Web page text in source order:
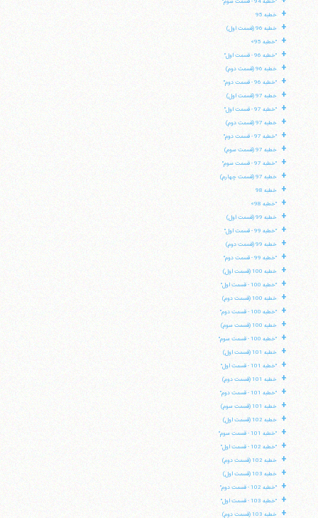
+ خطبه 95
+ خطبه 96 (قسمت اول)
+ "خطبه 95»
+ "خطبه 96 - قسمت اول"
+ خطبه 96 (قسمت دوم)
+ "خطبه 96 - قسمت دوم"
+ خطبه 97 (قسمت اول)
+ "خطبه 97 - قسمت اول"
+ خطبه 97 (قسمت دوم)
+ "خطبه 97 - قسمت دوم"
+ خطبه 97 (قسمت سوم)
+ "خطبه 97 - قسمت سوم"
+ خطبه 97 (قسمت چهارم)
+ خطبه 98
+ "خطبه 98»
+ خطبه 99 (قسمت اول)
+ "خطبه 99 - قسمت اول"
+ خطبه 99 (قسمت دوم)
+ "خطبه 99 - قسمت دوم"
+ خطبه 100 (قسمت اول)
+ "خطبه 100 - قسمت اول"
+ خطبه 100 (قسمت دوم)
+ "خطبه 100 - قسمت دوم"
+ خطبه 100 (قسمت سوم)
+ "خطبه 100 - قسمت سوم"
+ خطبه 101 (قسمت اول)
+ "خطبه 101 - قسمت اول"
+ خطبه 101 (قسمت دوم)
+ "خطبه 101 - قسمت دوم"
+ خطبه 101 (قسمت سوم)
+ خطبه 102 (قسمت اول)
+ "خطبه 101 - قسمت سوم"
+ "خطبه 102 - قسمت اول"
+ خطبه 102 (قسمت دوم)
+ خطبه 103 (قسمت اول)
+ "خطبه 102 - قسمت دوم"
+ "خطبه 103 - قسمت اول"
+ خطبه 103 (قسمت دوم)
ایران